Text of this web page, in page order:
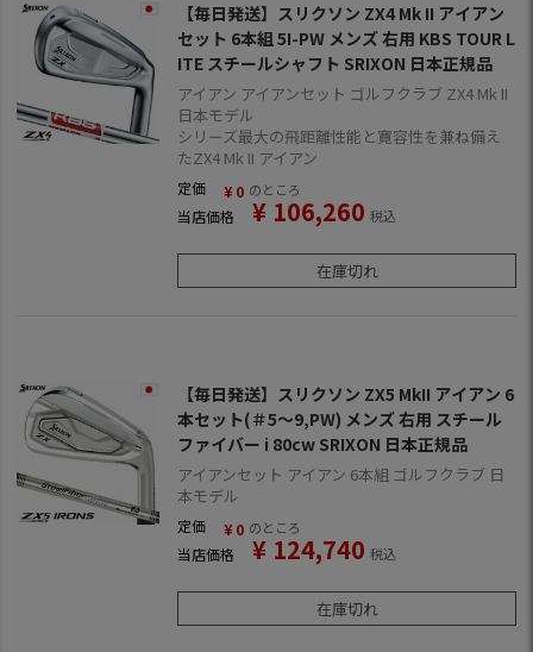
【毎日発送】スリクソン ZX4 Mk II アイアン
セット 6本組 5I-PW メンズ 右用 KBS TOUR L
ITE スチールシャフト SRIXON 日本正規品
アイアン アイアンセット ゴルフクラブ ZX4 Mk II
日本モデル
シリーズ最大の飛距離性能と寛容性を兼ね備え
たZX4 Mk II アイアン
定価 ¥ 0 のところ
当店価格 ¥ 106,260 税込
在庫切れ
【毎日発送】スリクソン ZX5 MkII アイアン 6
本セット(＃5～9,PW) メンズ 右用 スチール
ファイバー i 80cw SRIXON 日本正規品
アイアンセット アイアン 6本組 ゴルフクラブ 日
本モデル
定価 ¥ 0 のところ
当店価格 ¥ 124,740 税込
在庫切れ